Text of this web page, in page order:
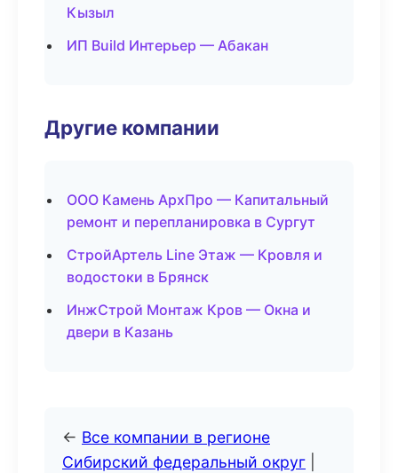
Кызыл
ИП Build Интерьер — Абакан
Другие компании
ООО Камень АрхПро — Капитальный
ремонт и перепланировка в Сургут
СтройАртель Line Этаж — Кровля и
водостоки в Брянск
ИнжСтрой Монтаж Кров — Окна и
двери в Казань
← Все компании в регионе
Сибирский федеральный округ